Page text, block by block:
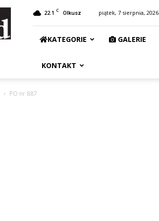
22.1 C Olkusz piątek, 7 sierpnia, 2026
KATEGORIE GALERIE
KONTAKT
PO nr 887